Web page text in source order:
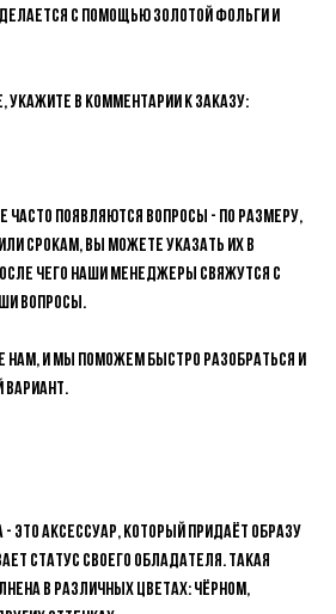
с помощью золотой фольги и
укажите в комментарии к заказу:
часто появляются вопросы - по размеру,
срокам, вы можете указать их в
чего наши менеджеры свяжутся с
вопросы.
нам, и мы поможем быстро разобраться и
вариант.
это аксессуар, который придаёт образу
статус своего обладателя. Такая
в различных цветах: чёрном,